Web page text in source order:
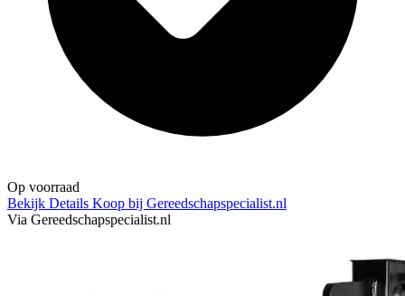
Op voorraad
Bekijk Details Koop bij Gereedschapspecialist.nl
Via Gereedschapspecialist.nl